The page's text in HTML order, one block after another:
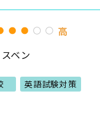
高
ベン
英語試験対策